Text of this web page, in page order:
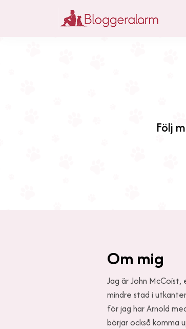
Följ
Om mig
Jag är John McCoist,
mindre stad i
för jag har Arnold
börjar också komma